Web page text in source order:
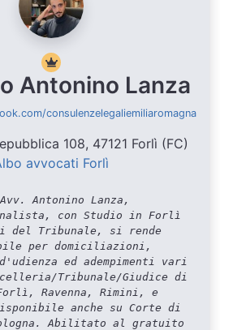
Antonino Lanza
consulenzelegaliemiliaromagna
108, 47121 Forlì (FC)
avvocati Forlì
Avv. Antonino Lanza,
con Studio in Forlì
del Tribunale, si rende
per domiciliazioni,
ed adempimenti vari
Tribunale/Giudice di
Ravenna, Rimini, e
anche su Corte di
Abilitato al gratuito